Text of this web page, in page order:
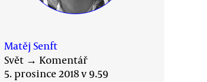
Matěj Senft
Svět → Komentář
5. prosince 2018 v 9.59